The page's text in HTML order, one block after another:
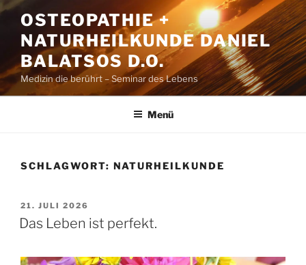
Zum
Inhalt
springen
OSTEOPATHIE +
NATURHEILKUNDE DANIEL
BALATSOS D.O.
Medizin die berührt – Seminar des Lebens
Menü
SCHLAGWORT: NATURHEILKUNDE
VERÖFFENTLICHT
AM
21. JULI 2026
Das Leben ist perfekt.